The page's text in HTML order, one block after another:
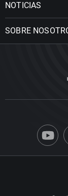
NOTICIAS
SOBRE